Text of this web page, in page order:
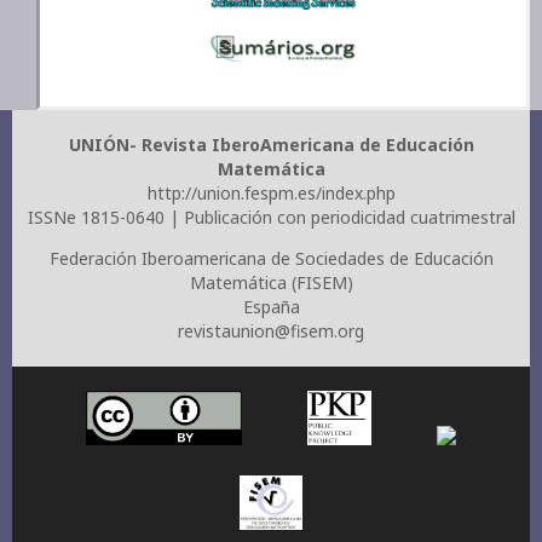
UNIÓN- Revista IberoAmericana de Educación
Matemática
http://union.fespm.es/index.php
ISSNe 1815-0640 | Publicación con periodicidad cuatrimestral
Federación Iberoamericana de Sociedades de Educación
Matemática (FISEM)
España
revistaunion@fisem.org